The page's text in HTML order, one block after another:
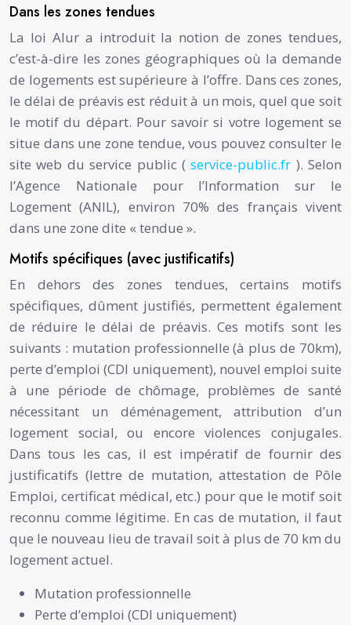
Dans les zones tendues
La loi Alur a introduit la notion de zones tendues,
c’est-à-dire les zones géographiques où la demande
de logements est supérieure à l’offre. Dans ces zones,
le délai de préavis est réduit à un mois, quel que soit
le motif du départ. Pour savoir si votre logement se
situe dans une zone tendue, vous pouvez consulter le
site web du service public (service-public.fr ). Selon
l’Agence Nationale pour l’Information sur le
Logement (ANIL), environ 70% des français vivent
dans une zone dite « tendue ».
Motifs spécifiques (avec justificatifs)
En dehors des zones tendues, certains motifs
spécifiques, dûment justifiés, permettent également
de réduire le délai de préavis. Ces motifs sont les
suivants : mutation professionnelle (à plus de 70km),
perte d’emploi (CDI uniquement), nouvel emploi suite
à une période de chômage, problèmes de santé
nécessitant un déménagement, attribution d’un
logement social, ou encore violences conjugales.
Dans tous les cas, il est impératif de fournir des
justificatifs (lettre de mutation, attestation de Pôle
Emploi, certificat médical, etc.) pour que le motif soit
reconnu comme légitime. En cas de mutation, il faut
que le nouveau lieu de travail soit à plus de 70 km du
logement actuel.
Mutation professionnelle
Perte d’emploi (CDI uniquement)